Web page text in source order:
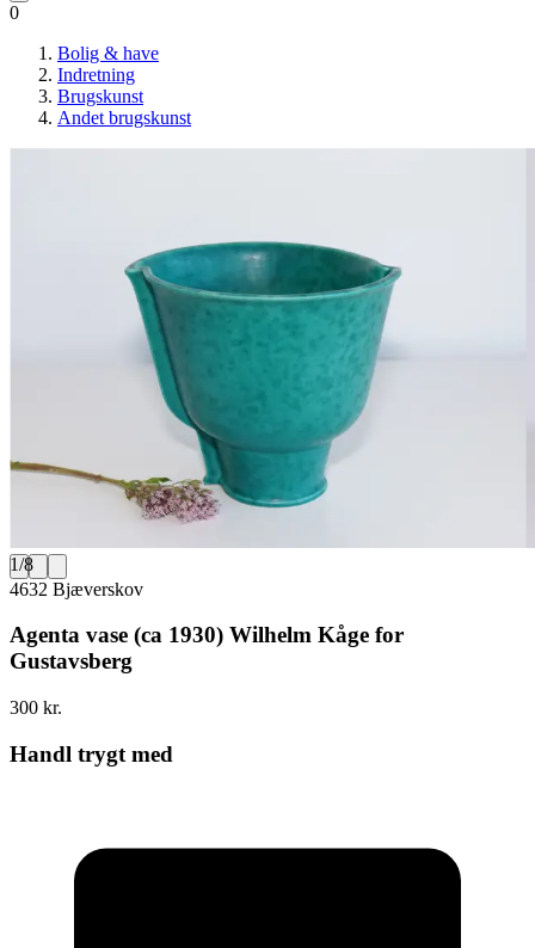
0
Bolig & have
Indretning
Brugskunst
Andet brugskunst
1/8
4632 Bjæverskov
Agenta vase (ca 1930) Wilhelm Kåge for
Gustavsberg
300 kr.
Handl trygt med